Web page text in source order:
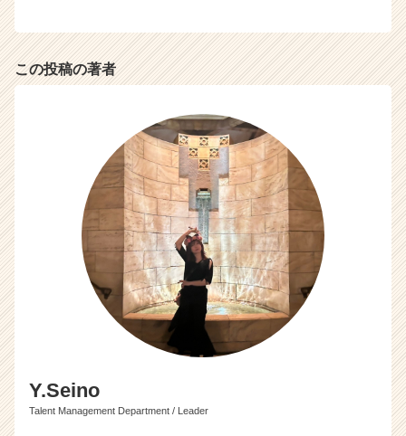
C
r
e
e
r）
この投稿の著者
Y.Seino
Talent Management Department / Leader